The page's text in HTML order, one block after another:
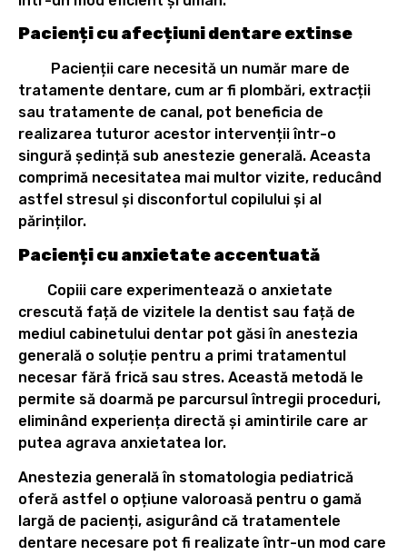
Pacienți cu afecțiuni dentare extinse
Pacienții care necesită un număr mare de
tratamente dentare, cum ar fi plombări, extracții
sau tratamente de canal, pot beneficia de
realizarea tuturor acestor intervenții într-o
singură ședință sub anestezie generală. Aceasta
comprimă necesitatea mai multor vizite, reducând
astfel stresul și disconfortul copilului și al
părinților.
Pacienți cu anxietate accentuată
Copiii care experimentează o anxietate
crescută față de vizitele la dentist sau față de
mediul cabinetului dentar pot găsi în anestezia
generală o soluție pentru a primi tratamentul
necesar fără frică sau stres. Această metodă le
permite să doarmă pe parcursul întregii proceduri,
eliminând experiența directă și amintirile care ar
putea agrava anxietatea lor.
Anestezia generală în stomatologia pediatrică
oferă astfel o opțiune valoroasă pentru o gamă
largă de pacienți, asigurând că tratamentele
dentare necesare pot fi realizate într-un mod care